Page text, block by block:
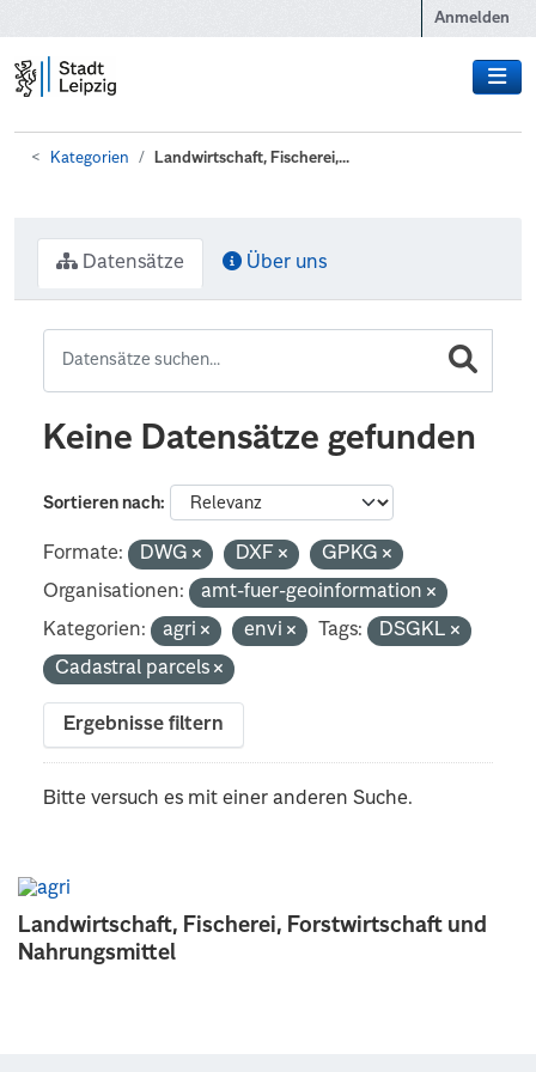
Anmelden
Kategorien Landwirtschaft, Fischerei,...
Landwirtschaft, Fischerei, Forstwirtschaft und
Nahrungsmittel
Datensätze Über uns
Keine Datensätze gefunden
Sortieren nach
Formate: DWG DXF
GPKG
Organisationen:
amt-fuer-geoinformation
Kategorien:
agri envi Tags:
DSGKL
Cadastral parcels
Ergebnisse filtern
Bitte versuch es mit einer anderen Suche.